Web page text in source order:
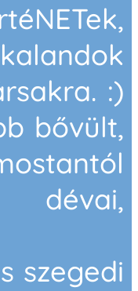
:)
bővült,
szegedi